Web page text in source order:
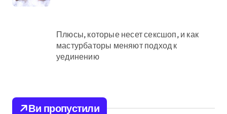
Плюсы, которые несет сексшоп, и как
мастурбаторы меняют подход к
уединению
Ви пропустили